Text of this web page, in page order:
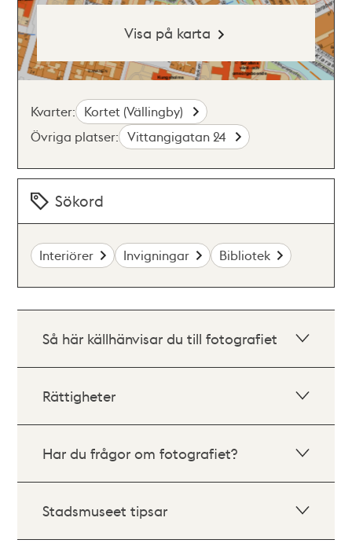
Visa på karta
Kvarter: Kortet (Vällingby)
Övriga platser: Vittangigatan 24
Sökord
Interiörer Invigningar Bibliotek
Så här källhänvisar du till fotografiet
Rättigheter
Har du frågor om fotografiet?
Stadsmuseet tipsar